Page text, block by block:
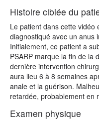
Histoire ciblée du
Le patient dans cette vidéo
diagnostiqué avec un anus
Initialement, ce patient a
PSARP marque la fin de la
dernière intervention
aura lieu 6 à 8 semaines
anale et la guérison.
retardée, probablement en
Examen physique